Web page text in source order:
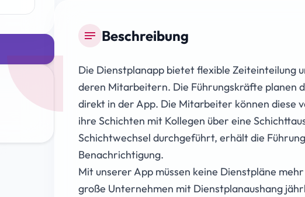
notes Beschreibung
Die Dienstplanapp bietet flexible Zeiteinteilung
deren Mitarbeitern. Die Führungskräfte planen
direkt in der App. Die Mitarbeiter können diese
ihre Schichten mit Kollegen über eine
Schichtwechsel durchgeführt, erhält die
Benachrichtigung.
Mit unserer App müssen keine Dienstpläne
große Unternehmen mit Dienstplanaushang